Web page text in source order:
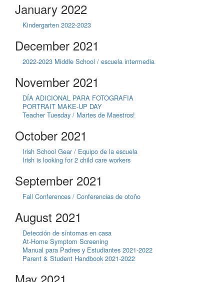
January 2022
Kindergarten 2022-2023
December 2021
2022-2023 Middle School / escuela intermedia
November 2021
DÍA ADICIONAL PARA FOTOGRAFIA
PORTRAIT MAKE-UP DAY
Teacher Tuesday / Martes de Maestros!
October 2021
Irish School Gear / Equipo de la escuela
Irish is looking for 2 child care workers
September 2021
Fall Conferences / Conferencias de otoño
August 2021
Detección de síntomas en casa
At-Home Symptom Screening
Manual para Padres y Estudiantes 2021-2022
Parent & Student Handbook 2021-2022